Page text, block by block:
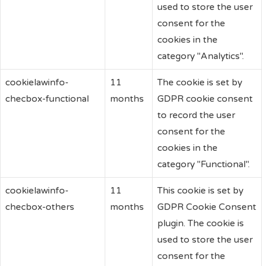
used to store the user
consent for the
cookies in the
category "Analytics".
cookielawinfo-
checbox-functional
11
months
The cookie is set by
GDPR cookie consent
to record the user
consent for the
cookies in the
category "Functional".
cookielawinfo-
checbox-others
11
months
This cookie is set by
GDPR Cookie Consent
plugin. The cookie is
used to store the user
consent for the